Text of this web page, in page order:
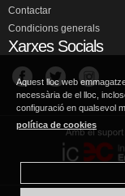
Contactar
Condicions generals
Xarxes Socials
Aquest lloc web
necessària de el lloc,
configuració en qualsevol
política de cookies